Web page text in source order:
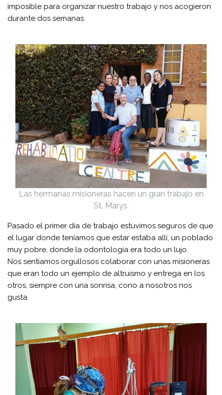
imposible para organizar nuestro trabajo y nos acogieron
durante dos semanas.
Las hermanas misioneras hacen un gran trabajo en
St. Marys.
Pasado el primer día de trabajo estuvimos seguros de que
el lugar donde teníamos que estar estaba allí, un poblado
muy pobre, donde la odontología era todo un lujo.
Nos sentíamos orgullosos colaborar con unas misioneras
que eran todo un ejemplo de altruismo y entrega en los
otros, siempre con una sonrisa, cono a nosotros nos
gusta.